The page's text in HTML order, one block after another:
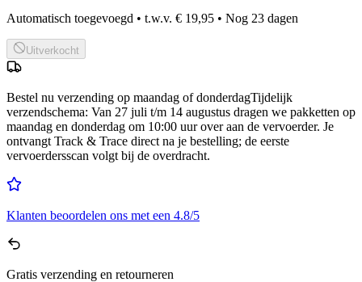
Automatisch toegevoegd • t.w.v. € 19,95 • Nog 23 dagen
Uitverkocht
Bestel nu verzending op maandag of donderdagTijdelijk
verzendschema: Van 27 juli t/m 14 augustus dragen we pakketten op
maandag en donderdag om 10:00 uur over aan de vervoerder. Je
ontvangt Track & Trace direct na je bestelling; de eerste
vervoerdersscan volgt bij de overdracht.
Klanten beoordelen ons met een 4.8/5
Gratis verzending en retourneren